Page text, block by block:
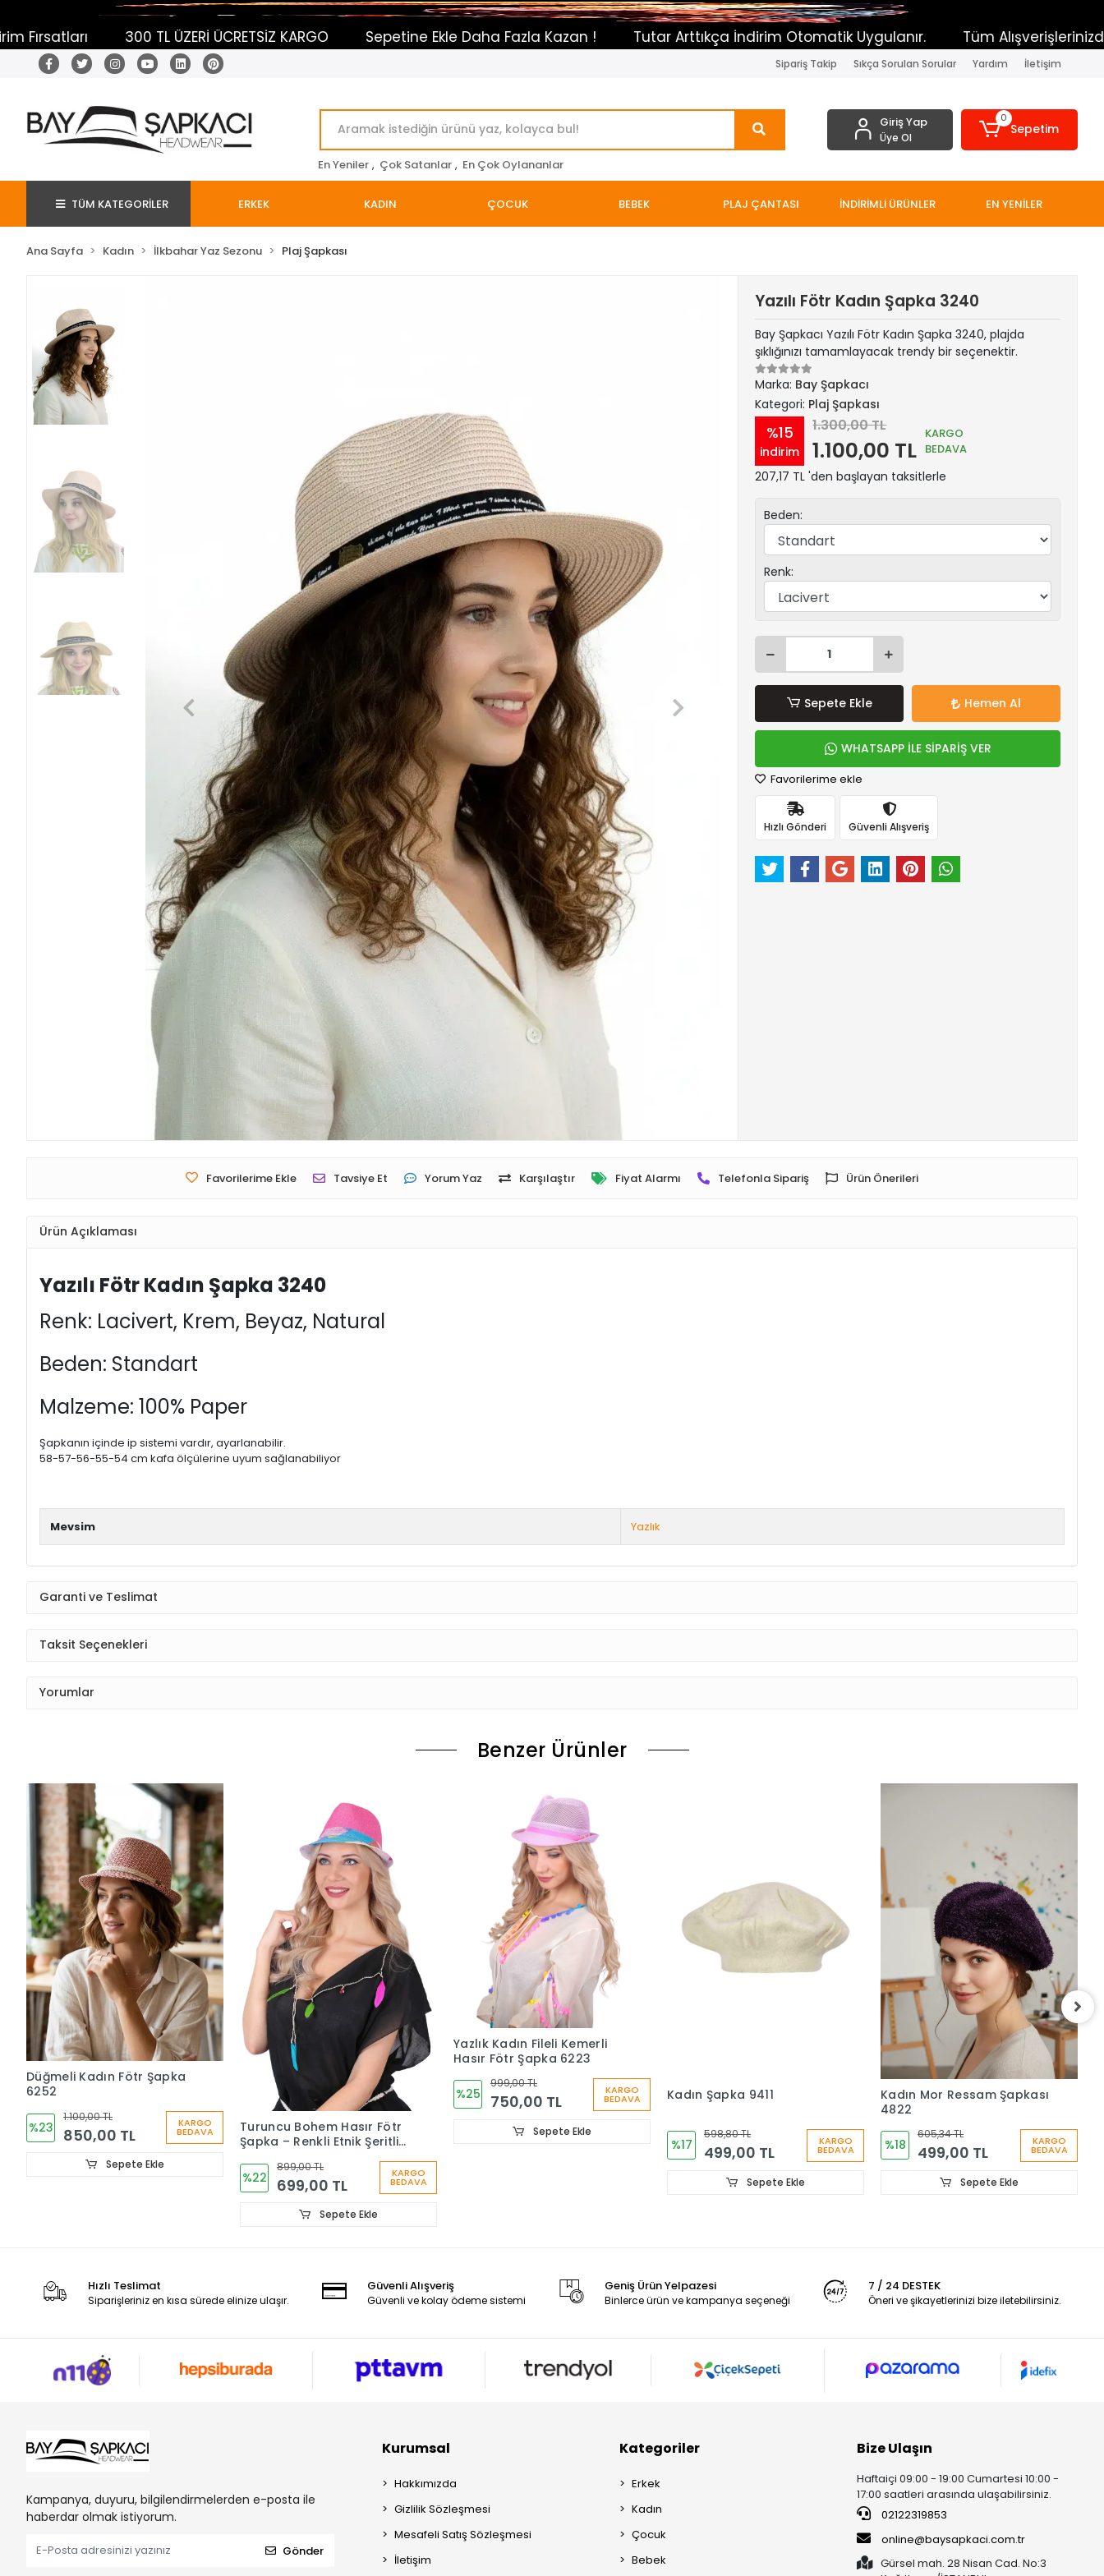
300 TL ÜZERİ ÜCRETSİZ KARGO Sepetine Ekle Daha Fazla Kazan ! Tutar Arttıkça İndirim Otomatik Uygulanır. Tüm Alışverişlerinizde Toplam
Sipariş Takip Sıkça Sorulan Sorular Yardım İletişim
En Yeniler , Çok Satanlar , En Çok Oylananlar
Giriş Yap
Üye Ol
0
Sepetim
TÜM KATEGORİLER ERKEK KADIN ÇOCUK BEBEK PLAJ ÇANTASI İNDİRİMLİ ÜRÜNLER EN YENİLER
Ana Sayfa Kadın İlkbahar Yaz Sezonu Plaj Şapkası
Yazılı Fötr Kadın Şapka 3240
Bay Şapkacı Yazılı Fötr Kadın Şapka 3240, plajda
şıklığınızı tamamlayacak trendy bir seçenektir.
Marka: Bay Şapkacı
Kategori: Plaj Şapkası
%15
indirim
1.300,00 TL
1.100,00 TL
KARGO
BEDAVA
207,17 TL 'den başlayan taksitlerle
Beden:
Renk:
Sepete Ekle Hemen Al
WHATSAPP İLE SİPARİŞ VER
Favorilerime ekle
Hızlı Gönderi Güvenli Alışveriş
Favorilerime Ekle Tavsiye Et Yorum Yaz Karşılaştır Fiyat Alarmı Telefonla Sipariş Ürün Önerileri
Ürün Açıklaması
Yazılı Fötr Kadın Şapka 3240
Renk: Lacivert, Krem, Beyaz, Natural
Beden: Standart
Malzeme: 100% Paper
Şapkanın içinde ip sistemi vardır, ayarlanabilir.
58-57-56-55-54 cm kafa ölçülerine uyum sağlanabiliyor
Mevsim Yazlık
Garanti ve Teslimat
Taksit Seçenekleri
Yorumlar
Benzer Ürünler
Düğmeli Kadın Fötr Şapka
6252
%23
1.100,00 TL
850,00 TL
KARGO
BEDAVA
Sepete Ekle
Turuncu Bohem Hasır Fötr
Şapka – Renkli Etnik Şeritli
%22
899,00 TL
699,00 TL
KARGO
BEDAVA
Sepete Ekle
Yazlık Kadın Fileli Kemerli
Hasır Fötr Şapka 6223
%25
999,00 TL
750,00 TL
KARGO
BEDAVA
Sepete Ekle
Kadın Şapka 9411
%17
598,80 TL
499,00 TL
KARGO
BEDAVA
Sepete Ekle
Kadın Mor Ressam Şapkası
4822
%18
605,34 TL
499,00 TL
KARGO
BEDAVA
Sepete Ekle
Hızlı Teslimat
Siparişleriniz en kısa sürede elinize ulaşır.
Güvenli Alışveriş
Güvenli ve kolay ödeme sistemi
Geniş Ürün Yelpazesi
Binlerce ürün ve kampanya seçeneği
7 / 24 DESTEK
Öneri ve şikayetlerinizi bize iletebilirsiniz.
Kampanya, duyuru, bilgilendirmelerden e-posta ile
haberdar olmak istiyorum.
Gönder
Kurumsal
Hakkımızda
Gizlilik Sözleşmesi
Mesafeli Satış Sözleşmesi
İletişim
Kategoriler
Erkek
Kadın
Çocuk
Bebek
Bize Ulaşın
Haftaiçi 09:00 - 19:00 Cumartesi 10:00 -
17:00 saatleri arasında ulaşabilirsiniz.
02122319853
online@baysapkaci.com.tr
Gürsel mah. 28 Nisan Cad. No:3